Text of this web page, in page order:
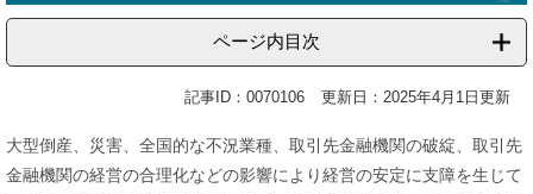
ページ内目次
記事ID：0070106 更新日：2025年4月1日更新
大型倒産、災害、全国的な不況業種、取引先金融機関の破綻、取引先
金融機関の経営の合理化などの影響により経営の安定に支障を生じて